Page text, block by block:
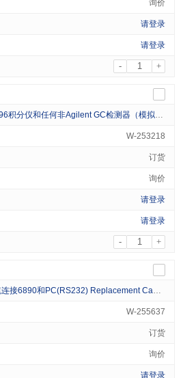
询价
请登录
请登录
- +
GC检测器（模拟信号） Replacement Cable HP3396 Intg to Generic GC 1/pk
W-253218
订货
询价
请登录
请登录
- +
Replacement Cable Agilent 6890 to PC 9F/9F (RS232) 1/pk
W-255637
订货
询价
请登录